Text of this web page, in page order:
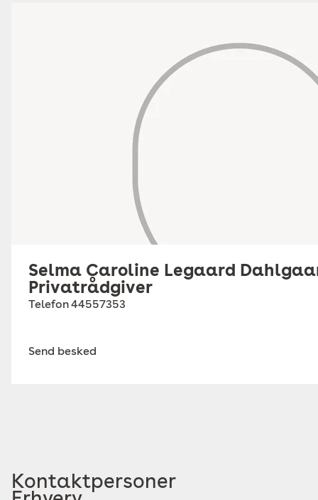
Selma Caroline Legaard
Privatrådgiver
Telefon44557353
Send besked
Kontaktpersoner